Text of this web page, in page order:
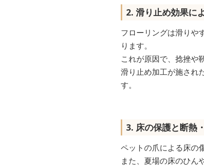
2. 滑り止め効果に
フローリングは滑りや
ります。
これが原因で、捻挫や
滑り止め加工が施され
す。
3. 床の保護と断熱
ペットの爪による床の
また、夏場の床のひん